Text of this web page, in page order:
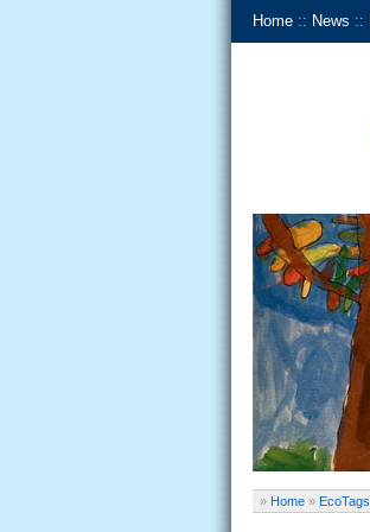
Home :: News ::
» Home » EcoTags